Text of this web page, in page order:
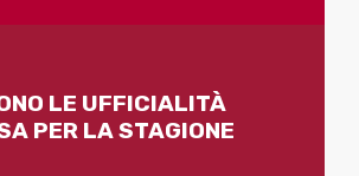
LE UFFICIALITÀ
PER LA STAGIONE